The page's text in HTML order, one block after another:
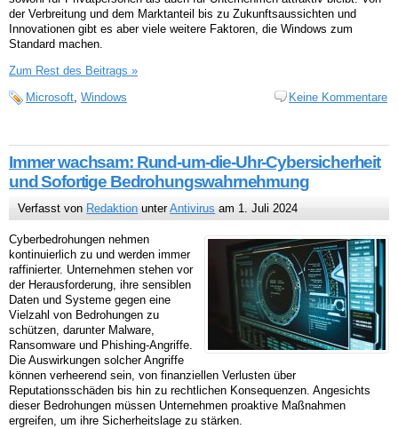
der Verbreitung und dem Marktanteil bis zu Zukunftsaussichten und
Innovationen gibt es aber viele weitere Faktoren, die Windows zum
Standard machen.
Zum Rest des Beitrags »
Microsoft, Windows Keine Kommentare
Immer wachsam: Rund-um-die-Uhr-Cybersicherheit
und Sofortige Bedrohungswahrnehmung
Verfasst von Redaktion unterAntivirus am 1. Juli 2024
Cyberbedrohungen nehmen
kontinuierlich zu und werden immer
raffinierter. Unternehmen stehen vor
der Herausforderung, ihre sensiblen
Daten und Systeme gegen eine
Vielzahl von Bedrohungen zu
schützen, darunter Malware,
Ransomware und Phishing-Angriffe.
Die Auswirkungen solcher Angriffe
können verheerend sein, von finanziellen Verlusten über
Reputationsschäden bis hin zu rechtlichen Konsequenzen. Angesichts
dieser Bedrohungen müssen Unternehmen proaktive Maßnahmen
ergreifen, um ihre Sicherheitslage zu stärken.